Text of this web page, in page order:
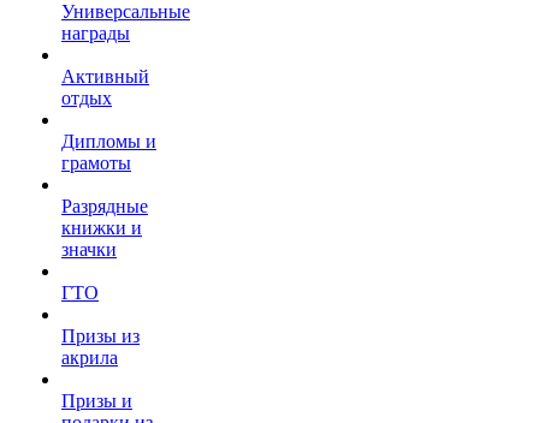
Универсальные
награды
Активный
отдых
Дипломы и
грамоты
Разрядные
книжки и
значки
ГТО
Призы из
акрила
Призы и